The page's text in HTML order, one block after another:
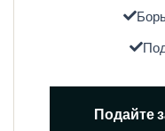
Подайте